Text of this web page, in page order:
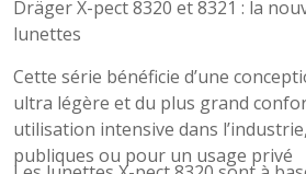
Dräger X-pect 8320 et 8321 : la
lunettes
Cette série bénéficie d’une
ultra légère et du plus grand
utilisation intensive dans
publiques ou pour un usage privé